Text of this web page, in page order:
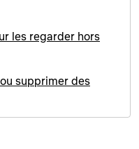
les regarder hors
supprimer des